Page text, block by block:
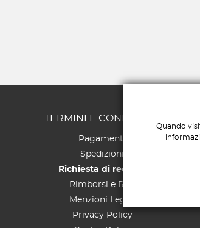
TERMINI E CONDIZIONI
Pagamenti
Spedizioni
Richiesta di recesso
Rimborsi e Resi
Menzioni Legali
Privacy Policy
Quando